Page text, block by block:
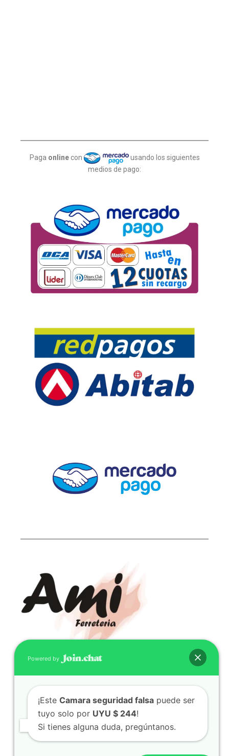
Paga online con
usando los siguientes
medios de pago:
CONTACTO
(598) 099 466 212
correo@ferreami.com.uy
099 466 212
Facebook
Instagram
Powered by
¡Este Camara seguridad falsa puede ser
tuyo solo por UYU $ 244!
Si tienes alguna duda, pregúntanos.